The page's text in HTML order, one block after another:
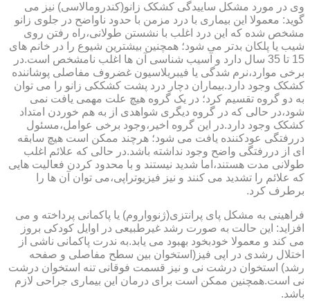
وی در مورد مشکل ساییدگی کشکک زانو(کندرومالاسی) نیز می
گوید: معمولا این بیماری با درد مزمن با حدود ناواضح در جلوی زانو
مشخص شده که این درد اغلب با نشستن طولانی،راه رفتن روی
شیب یا پلکان بدتر می شود؛ همچنین بیشترین شیوع را در خانم های
15 تا 35 سال دارد و آسیب شناسی آن ها اغلب نامشخص است.در
برخی موارد،نرم شدگی یا فیبریلاسیون غضروف مفاصلی پوشاننده
کشکک وجود دارد.بیماران دچار درد پشت کشککی زانو را می توان
به دو گروه تقسیم کرد؛ در یک گروه هیچ علت مهمی یافت نمی
شود،در حالی که در گروه دیگری شواهدی از به هم خوردن امتداد
کشکک وجود دارد.در این گروه اخیر،وجود برخی عوامل،مسئول
دررفتگی عودکننده یافت می شود؛ هرچند ممکن است هیچ سابقه
ای از دررفتگی واضح وجود نداشته باشد.در حالی که علائم اغلب
طولانی مدت هستند،اما شدید نیستند و با محدود کردن فعالیت هایی
که علائم را تشدید می کنند و نیز فیزیوتراپی،می توان آن ها را
برطرف کرد.
فراهینی به مشکل پای پرانتزی(ژنوواروم) یا پاکمانی پرداخته و می
افزاید: این حالت به صورت رشد غیرطبیعی در اوایل کودکی بروز
می کند و معمولا خودبخود بهبود می یابد.به ندرت پاکمانی ناشی از
اختلال رشدی در اپی فیز(استخوان بین سطح مفاصلی و صفحه
رشد) استخوان درشت نی و نیز قسمت فوقانی تنه استخوان درشت
نی است.همچنین ممکن است برای درمان این بیماری جراحی لازم
باشد.